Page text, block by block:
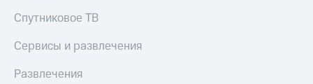
Спутниковое ТВ
Сервисы и развлечения
Развлечения